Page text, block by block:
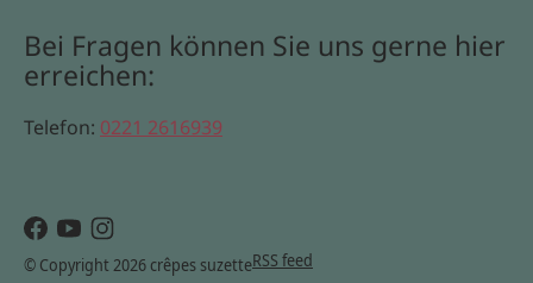
Bei Fragen können Sie uns gerne hier
erreichen:
Telefon: 0221 2616939
© Copyright 2026 crêpes suzetteRSS feed